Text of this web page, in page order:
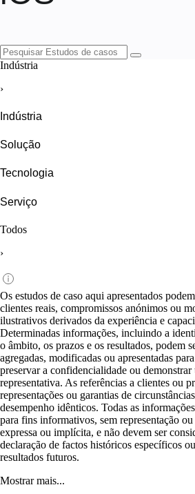
Indústria
›
Indústria
Solução
Tecnologia
Serviço
Todos
›
Os estudos de caso aqui apresentados
clientes reais, compromissos anónimos ou
ilustrativos derivados da experiência e
Determinadas informações, incluindo a
o âmbito, os prazos e os resultados, podem
agregadas, modificadas ou apresentadas
preservar a confidencialidade ou demonstrar
representativa. As referências a clientes ou
representações ou garantias de
desempenho idênticos. Todas as
para fins informativos, sem representação
expressa ou implícita, e não devem ser
declaração de factos históricos específicos
resultados futuros.
Mostrar mais...